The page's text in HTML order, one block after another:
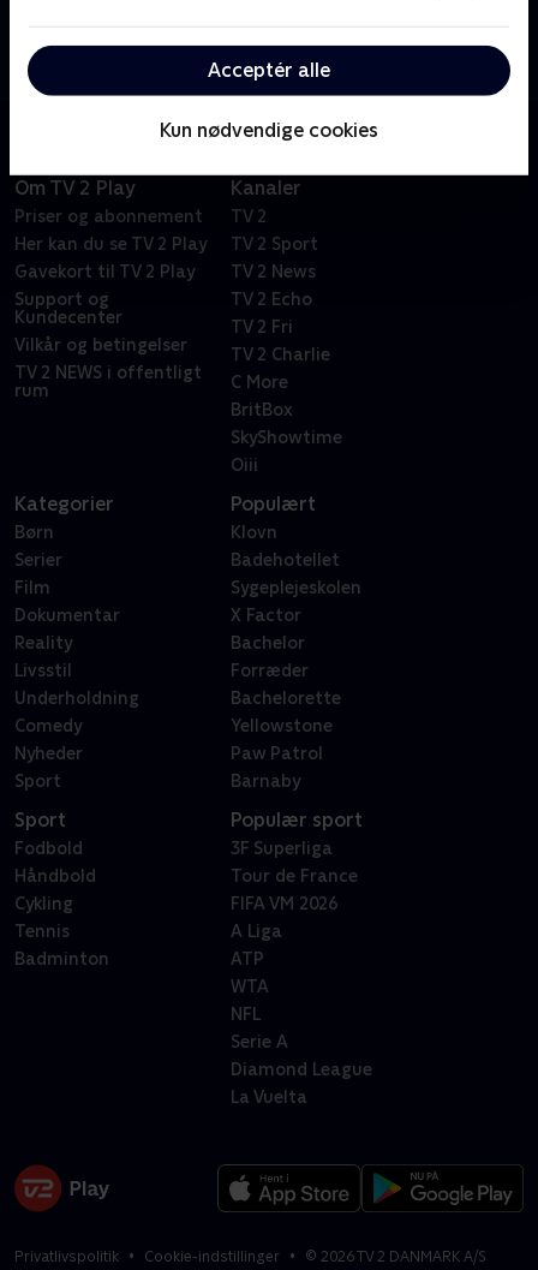
Acceptér alle
Kun nødvendige cookies
der er brandvarmt - det er mordsagerne også.
Om TV 2 Play
Priser og abonnement
Her kan du se TV 2 Play
Gavekort til TV 2 Play
Support og
Kundecenter
Vilkår og betingelser
TV 2 NEWS i offentligt
rum
Kanaler
TV 2
TV 2 Sport
TV 2 News
TV 2 Echo
TV 2 Fri
TV 2 Charlie
C More
BritBox
SkyShowtime
Oiii
Kategorier
Børn
Serier
Film
Dokumentar
Reality
Livsstil
Underholdning
Comedy
Nyheder
Sport
Populært
Klovn
Badehotellet
Sygeplejeskolen
X Factor
Bachelor
Forræder
Bachelorette
Yellowstone
Paw Patrol
Barnaby
Sport
Fodbold
Håndbold
Cykling
Tennis
Badminton
Populær sport
3F Superliga
Tour de France
FIFA VM 2026
A Liga
ATP
WTA
NFL
Serie A
Diamond League
La Vuelta
Privatlivspolitik Cookie-indstillinger © 2026TV 2 DANMARK A/S